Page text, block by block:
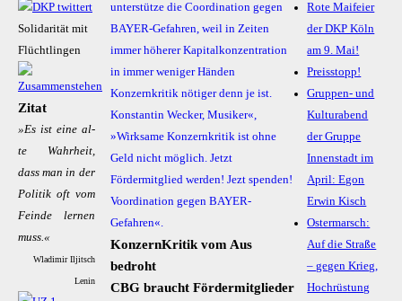
Solidarität mit
Flüchtlingen
Zitat
»Es ist ei­ne al­
te Wahr­heit,
dass man in der
Po­li­tik oft vom
Fein­de ler­nen
muss.«
Wladimir Iljitsch
Lenin
KonzernKritik vom Aus
bedroht
CBG braucht Fördermitglieder
Rote Maifeier
der DKP Köln
am 9. Mai!
Preisstopp!
Gruppen- und
Kulturabend
der Gruppe
Innenstadt im
April: Egon
Erwin Kisch
Ostermarsch:
Auf die Straße
– gegen Krieg,
Hochrüstung